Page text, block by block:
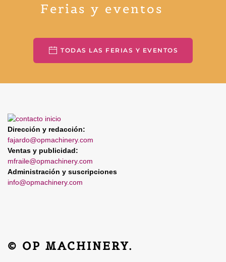
Ferias y eventos
TODAS LAS FERIAS Y EVENTOS
Dirección y redacción:
fajardo@opmachinery.com
Ventas y publicidad:
mfraile@opmachinery.com
Administración y suscripciones
info@opmachinery.com
© OP MACHINERY.